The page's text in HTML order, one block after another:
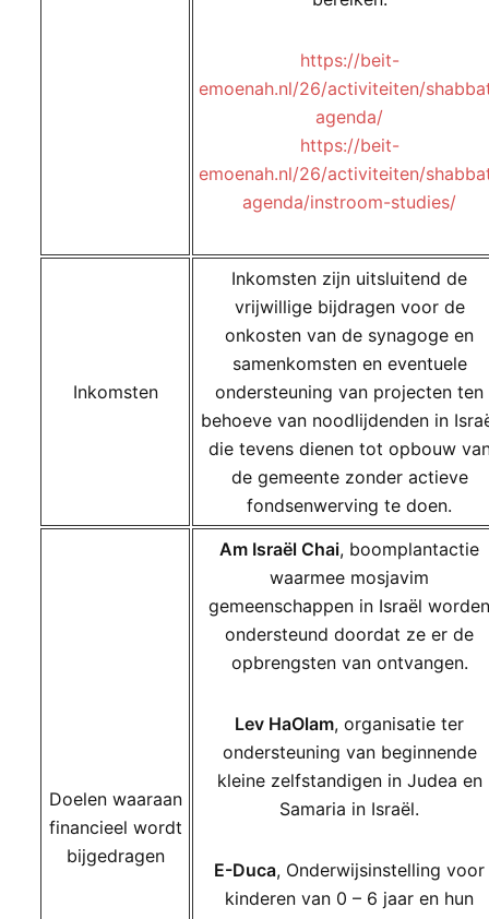
https://beit-
emoenah.nl/26/activiteiten/
agenda/
https://beit-
emoenah.nl/26/activiteiten/
agenda/instroom-studies/
Inkomsten
Inkomsten zijn uitsluitend de
vrijwillige bijdragen voor de
onkosten van de synagoge en
samenkomsten en eventuele
ondersteuning van projecten ten
behoeve van noodlijdenden in
die tevens dienen tot opbouw
de gemeente zonder actieve
fondsenwerving te doen.
Doelen waaraan
financieel wordt
bijgedragen
Am Israël Chai, boomplantactie
waarmee mosjavim
gemeenschappen in Israël worden
ondersteund doordat ze er de
opbrengsten van ontvangen.
Lev HaOlam, organisatie ter
ondersteuning van beginnende
kleine zelfstandigen in Judea en
Samaria in Israël.
E-Duca, Onderwijsinstelling voor
kinderen van 0 – 6 jaar en hun